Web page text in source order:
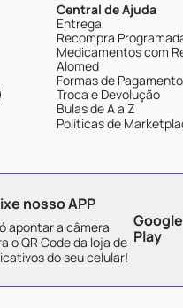
Central de Ajuda
Entrega
Recompra
Medicamentos com
Alomed
Formas de Pagamento
Troca e Devolução
Bulas de A a Z
Políticas de
nosso APP
apontar a câmera
o QR Code da loja de
do seu celular!
Google
Play